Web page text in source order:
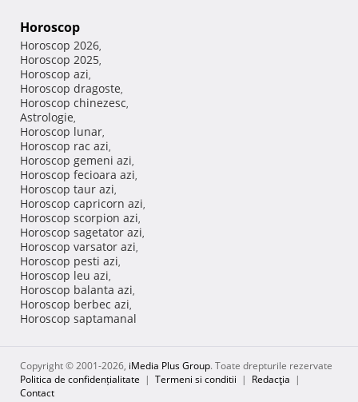
Horoscop
Horoscop 2026,
Horoscop 2025,
Horoscop azi,
Horoscop dragoste,
Horoscop chinezesc,
Astrologie,
Horoscop lunar,
Horoscop rac azi,
Horoscop gemeni azi,
Horoscop fecioara azi,
Horoscop taur azi,
Horoscop capricorn azi,
Horoscop scorpion azi,
Horoscop sagetator azi,
Horoscop varsator azi,
Horoscop pesti azi,
Horoscop leu azi,
Horoscop balanta azi,
Horoscop berbec azi,
Horoscop saptamanal
Copyright © 2001-2026, iMedia Plus Group. Toate drepturile rezervate
Politica de confidențialitate | Termeni si conditii | Redacţia |
Contact